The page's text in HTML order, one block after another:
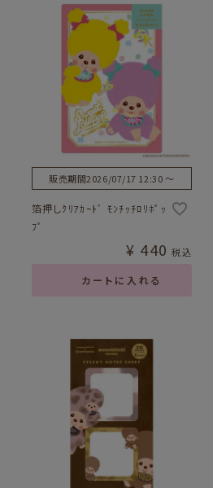
販売期間2026/07/17 12:30 〜
箔押しｸﾘｱｶｰﾄﾞ ﾓﾝﾁｯﾁﾛﾘﾎﾟｯ
ﾌﾟ
カートに入れる
¥ 440 税込